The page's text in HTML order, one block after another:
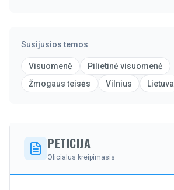
Susijusios temos
Visuomenė
Pilietinė visuomenė
Žmogaus teisės
Vilnius Lietuva
PETICIJA
Oficialus kreipimasis